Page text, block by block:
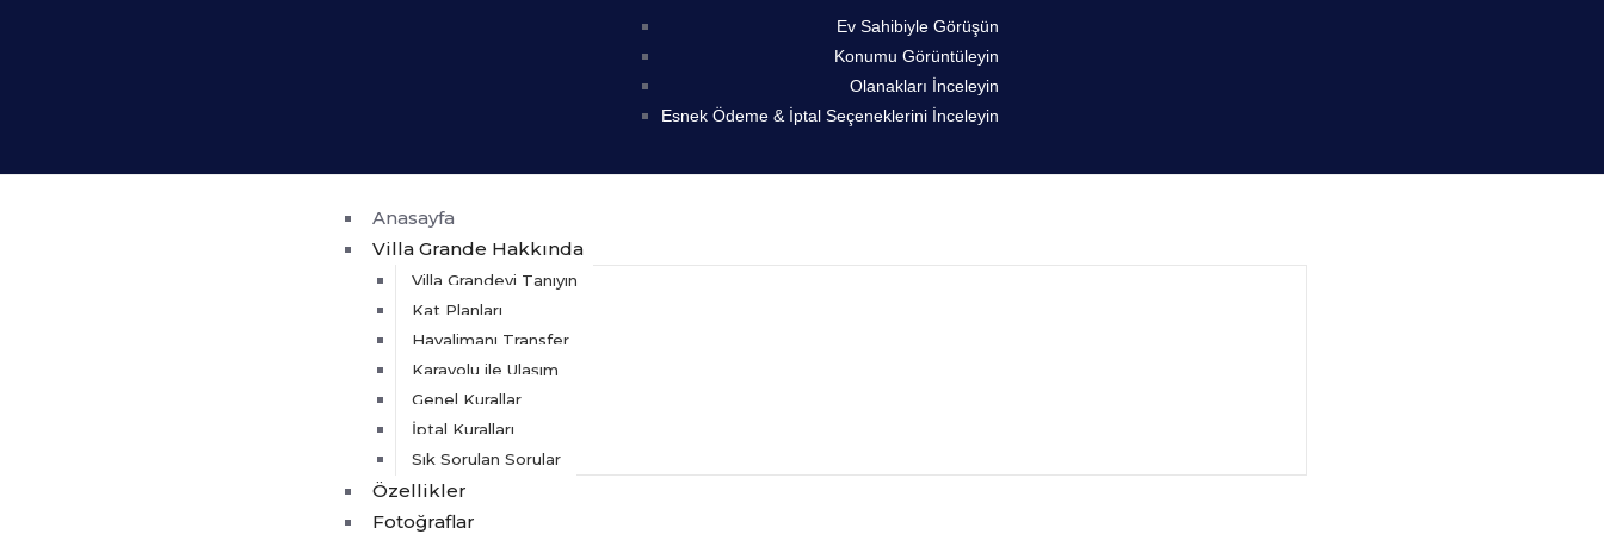
Ev Sahibiyle Görüşün
Konumu Görüntüleyin
Olanakları İnceleyin
Esnek Ödeme & İptal Seçeneklerini İnceleyin
Anasayfa
Villa Grande Hakkında
Villa Grandeyi Tanıyın
Kat Planları
Havalimanı Transfer
Karayolu ile Ulaşım
Genel Kurallar
İptal Kuralları
Sık Sorulan Sorular
Özellikler
Fotoğraflar